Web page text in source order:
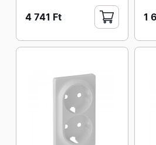
4 741 Ft 1